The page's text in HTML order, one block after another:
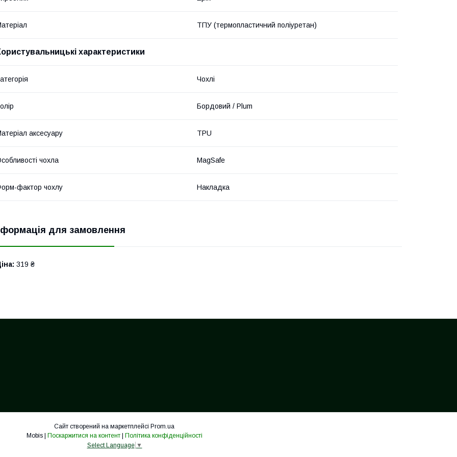
ТПУ (термопластичний поліуретан)
характеристики
Чохлі
Бордовий / Plum
аксесуару TPU
чохла MagSafe
фактор чохлу Накладка
для замовлення
319 ₴
Сайт створений на маркетплейсі Prom.ua
Mobis | Поскаржитися на контент | Політика конфіденційності
Select Language ▼